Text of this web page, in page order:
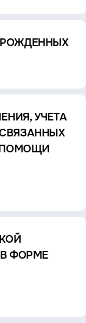
УЧЕТА
ПОМОЩИ
ФОРМЕ